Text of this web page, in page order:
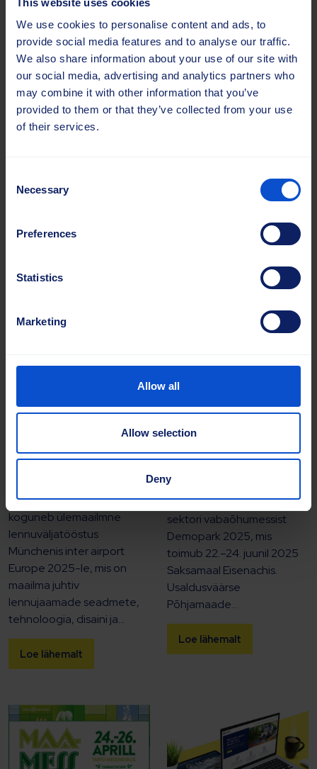
We use cookies to personalise content and ads, to
provide social media features and to analyse our traffic.
We also share information about your use of our site with
our social media, advertising and analytics partners who
may combine it with other information that you’ve
provided to them or that they’ve collected from your use
of their services.
Selection
Necessary
Preferences
Statistics
Marketing
Allow all
Allow selection
Deny
Sajas Group osaleb
messil ReBuild
Ukraine...
Sajas Group osaleb 13.-14.
novembril 2025. aastal
Varssavis toimuval ReBuild
Ukraine 2025 messil ja
konverentsil, mis käsitleb
Loe lähemalt
AgriTechnica 2025
messil
Sajas Group osaleb 9.-15.
november 2025 Saksamaal
Hannoveris toimuval
maailma juhtival
Sajas Group osaleb
inter airport Europe
Selle aasta oktoobris
koguneb ülemaailmne
lennuväljatööstus
Münchenis inter airport
Europe 2025-le, mis on
maailma juhtiv
lennujaamade seadmete,
tehnoloogia, disaini ja...
Loe lähemalt
Sajas Group esitleb
innovaatilisi...
Sajas Group võtab osa
Euroopa suurimast rohelise
sektori vabaõhumessist
Demopark 2025, mis
toimub 22.–24. juunil 2025
Saksamaal Eisenachis.
Usaldusväärse
Põhjamaade...
Loe lähemalt